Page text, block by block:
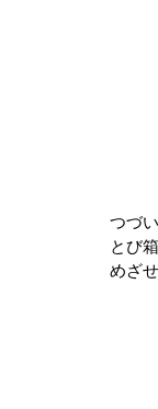
つづ
とび
めざ